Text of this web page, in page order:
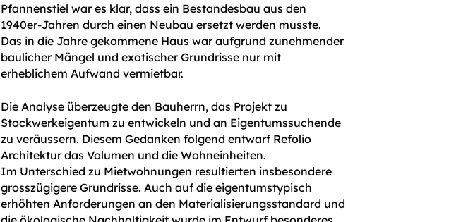
Pfannenstiel war es klar, dass ein Bestandesbau aus den
1940er-Jahren durch einen Neubau ersetzt werden musste.
Das in die Jahre gekommene Haus war aufgrund zunehmender
baulicher Mängel und exotischer Grundrisse nur mit
erheblichem Aufwand vermietbar.
Die Analyse überzeugte den Bauherrn, das Projekt zu
Stockwerkeigentum zu entwickeln und an Eigentumssuchende
zu veräussern. Diesem Gedanken folgend entwarf Refolio
Architektur das Volumen und die Wohneinheiten.
Im Unterschied zu Mietwohnungen resultierten insbesondere
grosszügigere Grundrisse. Auch auf die eigentumstypisch
erhöhten Anforderungen an den Materialisierungsstandard und